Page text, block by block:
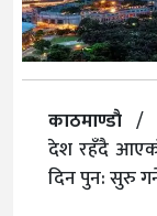
काठमाण्डाै /
देश रहँदै
दिन पुन: सुरु